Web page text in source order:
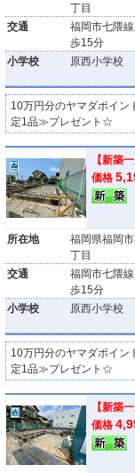
丁目
交通
福岡市七隈
歩15分
小学校 原西小学校
10万円分のヤマダポイ
定1品≫プレゼント☆
【新築
価格
所在地
福岡県福岡
丁目
交通
福岡市七隈
歩15分
小学校 原西小学校
10万円分のヤマダポイ
定1品≫プレゼント☆
【新築
価格